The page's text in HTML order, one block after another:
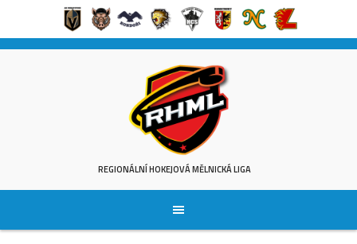
Skip
REGIONÁLNÍ HOKEJOVÁ MĚLNICKÁ LIGA